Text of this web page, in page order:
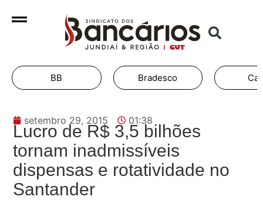
BB Bradesco
setembro 29, 2015 01:38
Lucro de R$ 3,5 bilhões
tornam inadmissíveis
dispensas e rotatividade no
Santander